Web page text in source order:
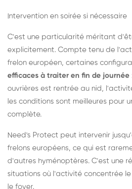
Intervention en soirée si nécessaire
C'est une particularité méritant
explicitement. Compte tenu de
frelon européen, certaines
efficaces à traiter en fin de journée
ouvrières est rentrée au nid,
les conditions sont meilleures pour
complète.
Need's Protect peut intervenir
frelons européens, ce qui est
d'autres hyménoptères. C'est une
situations où l'activité concentrée
le foyer.